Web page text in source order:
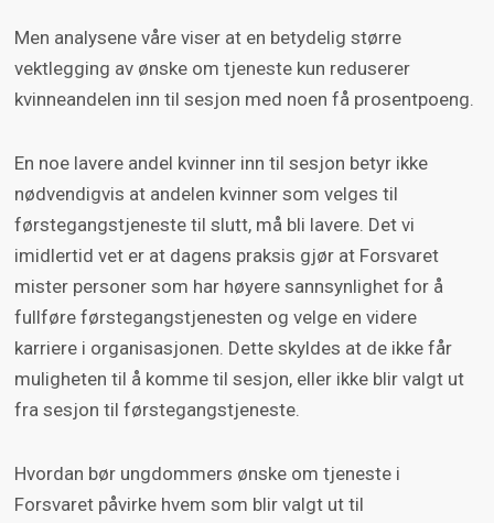
Men analysene våre viser at en betydelig større
vektlegging av ønske om tjeneste kun reduserer
kvinneandelen inn til sesjon med noen få prosentpoeng.
En noe lavere andel kvinner inn til sesjon betyr ikke
nødvendigvis at andelen kvinner som velges til
førstegangstjeneste til slutt, må bli lavere. Det vi
imidlertid vet er at dagens praksis gjør at Forsvaret
mister personer som har høyere sannsynlighet for å
fullføre førstegangstjenesten og velge en videre
karriere i organisasjonen. Dette skyldes at de ikke får
muligheten til å komme til sesjon, eller ikke blir valgt ut
fra sesjon til førstegangstjeneste.
Hvordan bør ungdommers ønske om tjeneste i
Forsvaret påvirke hvem som blir valgt ut til